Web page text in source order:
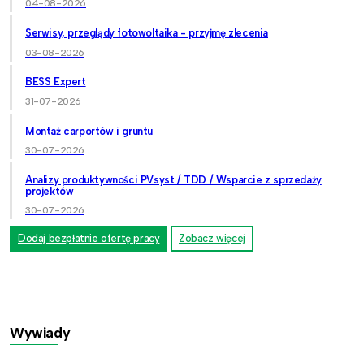
04-08-2026
Serwisy, przeglądy fotowoltaika - przyjmę zlecenia
03-08-2026
BESS Expert
31-07-2026
Montaż carportów i gruntu
30-07-2026
Analizy produktywności PVsyst / TDD / Wsparcie z sprzedaży
projektów
30-07-2026
Dodaj bezpłatnie ofertę pracy Zobacz więcej
Wywiady